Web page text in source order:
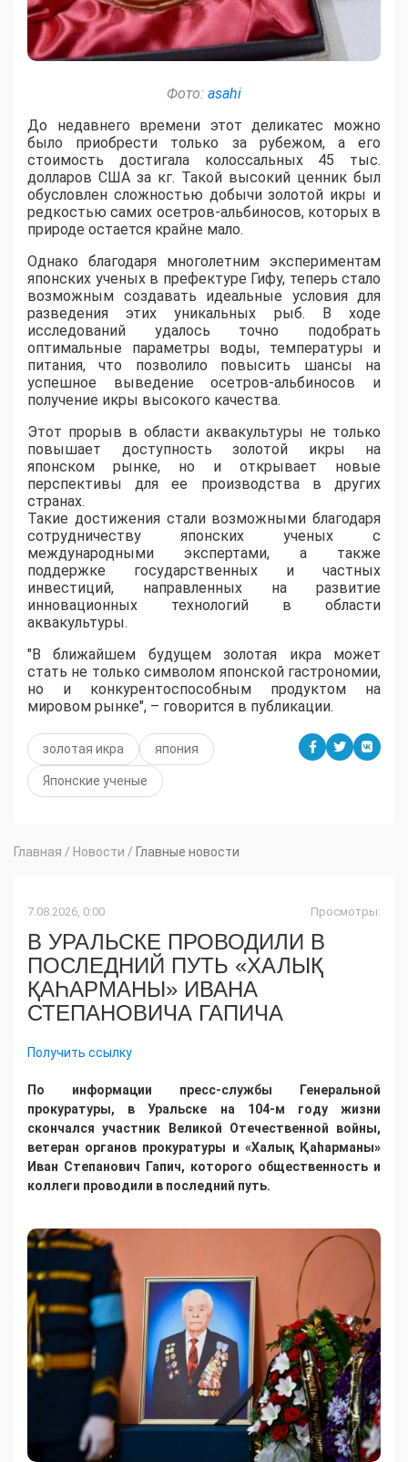
Фото: asahi
До недавнего времени этот деликатес можно
было приобрести только за рубежом, а его
стоимость достигала колоссальных 45 тыс.
долларов США за кг. Такой высокий ценник был
обусловлен сложностью добычи золотой икры и
редкостью самих осетров-альбиносов, которых в
природе остается крайне мало.
Однако благодаря многолетним экспериментам
японских ученых в префектуре Гифу, теперь стало
возможным создавать идеальные условия для
разведения этих уникальных рыб. В ходе
исследований удалось точно подобрать
оптимальные параметры воды, температуры и
питания, что позволило повысить шансы на
успешное выведение осетров-альбиносов и
получение икры высокого качества.
Этот прорыв в области аквакультуры не только
повышает доступность золотой икры на
японском рынке, но и открывает новые
перспективы для ее производства в других
странах.
Такие достижения стали возможными благодаря
сотрудничеству японских ученых с
международными экспертами, а также
поддержке государственных и частных
инвестиций, направленных на развитие
инновационных технологий в области
аквакультуры.
"В ближайшем будущем золотая икра может
стать не только символом японской гастрономии,
но и конкурентоспособным продуктом на
мировом рынке", – говорится в публикации.
золотая икра япония
Японские ученые
Главная / Новости / Главные новости
7.08.2026, 0:00 Просмотры:
В УРАЛЬСКЕ ПРОВОДИЛИ В
ПОСЛЕДНИЙ ПУТЬ «ХАЛЫҚ
ҚАҺАРМАНЫ» ИВАНА
СТЕПАНОВИЧА ГАПИЧА
Получить ссылку
По информации пресс-службы Генеральной
прокуратуры, в Уральске на 104-м году жизни
скончался участник Великой Отечественной войны,
ветеран органов прокуратуры и «Халық Қаһарманы»
Иван Степанович Гапич, которого общественность и
коллеги проводили в последний путь.